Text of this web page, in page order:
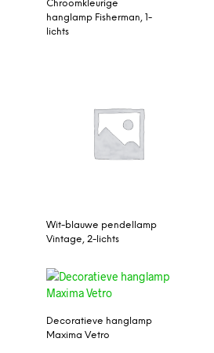
Chroomkleurige
hanglamp Fisherman, 1-
lichts
Wit-blauwe pendellamp
Vintage, 2-lichts
Decoratieve hanglamp
Maxima Vetro